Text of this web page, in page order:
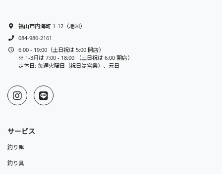
福山市内海町 1-12 （地図）
084-986-2161
6:00 - 19:00（土日祝は 5:00 開店）
※ 1-3月は 7:00 - 18:00 （土日祝は 6:00 開店）
定休日: 毎週火曜日（祝日は営業）、元日
サービス
釣り餌
釣り具